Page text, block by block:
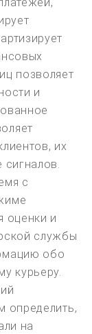
позволяет
и
их
сигналов.
с
оценки и
службы
обо
курьеру.
определить,
на